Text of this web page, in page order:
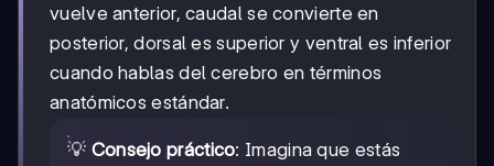
vuelve anterior, caudal se convierte en
posterior, dorsal es superior y ventral es inferior
cuando hablas del cerebro en términos
anatómicos estándar.
💡 Consejo práctico: Imagina que estás